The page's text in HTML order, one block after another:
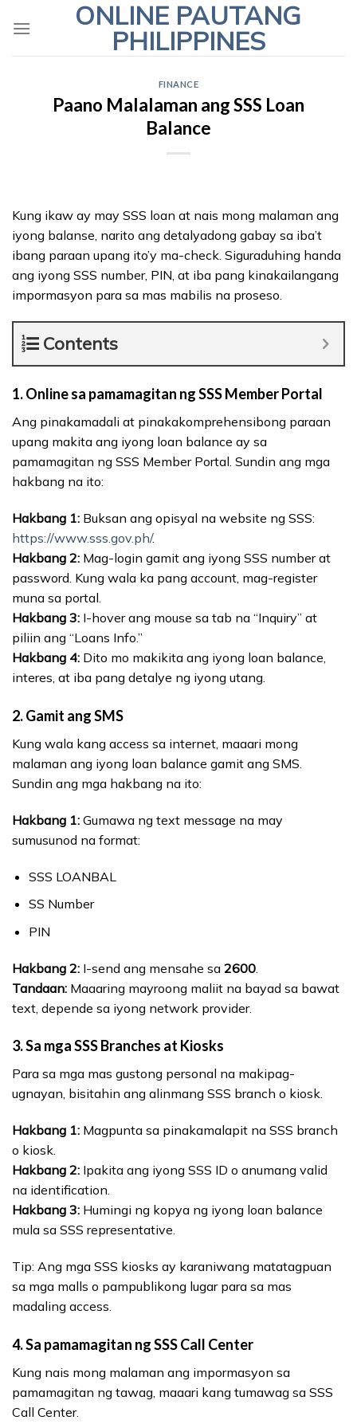
ONLINE PAUTANG
PHILIPPINES
FINANCE
Paano Malalaman ang SSS Loan
Balance
Kung ikaw ay may SSS loan at nais mong malaman ang
iyong balanse, narito ang detalyadong gabay sa iba’t
ibang paraan upang ito’y ma-check. Siguraduhing handa
ang iyong SSS number, PIN, at iba pang kinakailangang
impormasyon para sa mas mabilis na proseso.
Contents
1.Online sa pamamagitan ng SSS Member Portal
Ang pinakamadali at pinakakomprehensibong paraan
upang makita ang iyong loan balance ay sa
pamamagitan ng SSS Member Portal. Sundin ang mga
hakbang na ito:
Hakbang 1: Buksan ang opisyal na website ng SSS:
https://www.sss.gov.ph/.
Hakbang 2: Mag-login gamit ang iyong SSS number at
password. Kung wala ka pang account, mag-register
muna sa portal.
Hakbang 3: I-hover ang mouse sa tab na “Inquiry” at
piliin ang “Loans Info.”
Hakbang 4: Dito mo makikita ang iyong loan balance,
interes, at iba pang detalye ng iyong utang.
2.Gamit ang SMS
Kung wala kang access sa internet, maaari mong
malaman ang iyong loan balance gamit ang SMS.
Sundin ang mga hakbang na ito:
Hakbang 1: Gumawa ng text message na may
sumusunod na format:
SSS LOANBAL
SS Number
PIN
Hakbang 2: I-send ang mensahe sa 2600
Tandaan: Maaaring mayroong maliit na bayad sa bawat
text, depende sa iyong network provider.
3.Sa mga SSS Branches at Kiosks
Para sa mga mas gustong personal na makipag-
ugnayan, bisitahin ang alinmang SSS branch o kiosk.
Hakbang 1: Magpunta sa pinakamalapit na SSS branch
o kiosk.
Hakbang 2: Ipakita ang iyong SSS ID o anumang valid
na identification.
Hakbang 3: Humingi ng kopya ng iyong loan balance
mula sa SSS representative.
Tip: Ang mga SSS kiosks ay karaniwang matatagpuan
sa mga malls o pampublikong lugar para sa mas
madaling access.
4.Sa pamamagitan ng SSS Call Center
Kung nais mong malaman ang impormasyon sa
pamamagitan ng tawag, maaari kang tumawag sa SSS
Call Center.